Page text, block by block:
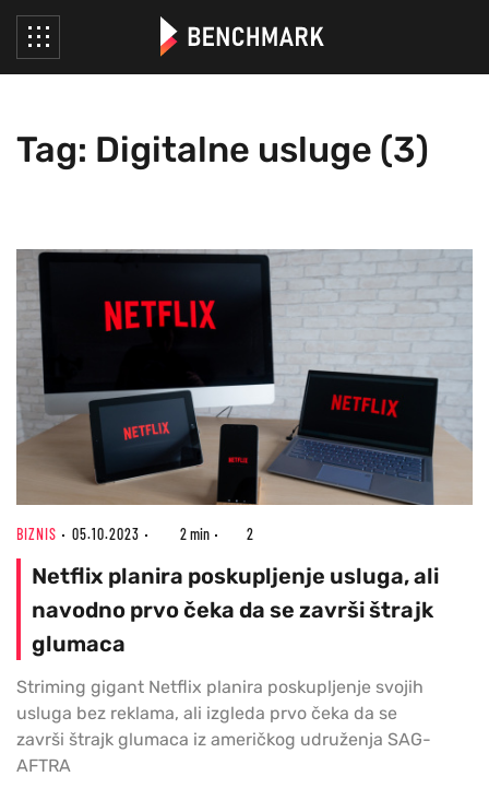
Tag: Digitalne usluge (3)
BIZNIS 05.10.2023 2 min 2
Netflix planira poskupljenje usluga, ali
navodno prvo čeka da se završi štrajk
glumaca
Striming gigant Netflix planira poskupljenje svojih
usluga bez reklama, ali izgleda prvo čeka da se
završi štrajk glumaca iz američkog udruženja SAG-
AFTRA